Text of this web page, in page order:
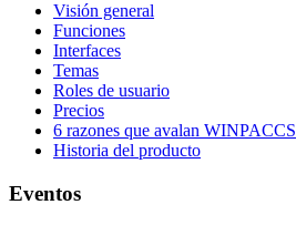
Visión general
Funciones
Interfaces
Temas
Roles de usuario
Precios
6 razones que avalan WINPACCS
Historia del producto
Eventos